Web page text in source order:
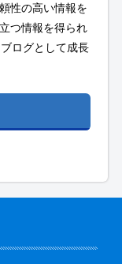
性の高い情報を
つ情報を得られ
ログとして成長